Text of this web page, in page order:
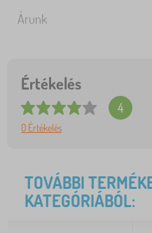
Árunk
Értékelés
4
0 Értékelés
TOVÁBBI
KATEGÓRIÁBÓL: